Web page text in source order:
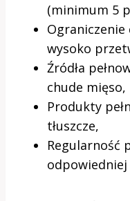
(minimum 5
wysoko
Źródła
chude
Produkty
tłuszcze,
Regularność